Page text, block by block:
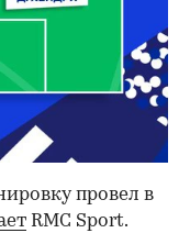
провел в
RMC Sport.